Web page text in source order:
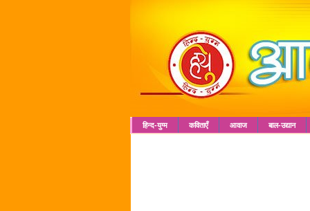
हिन्द-युग्म कविताएँ आवाज बाल-उद्यान